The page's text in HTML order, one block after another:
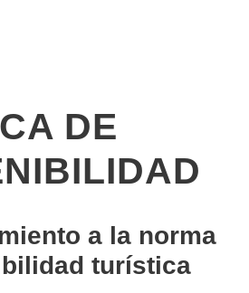
DE
a la norma
turística